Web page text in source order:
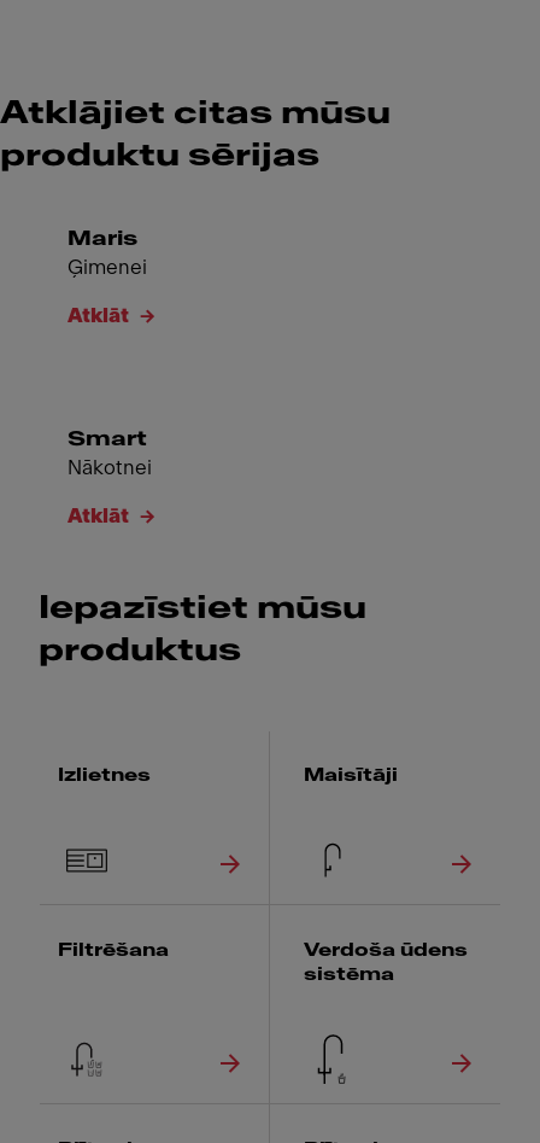
Atklājiet citas mūsu
produktu sērijas
Maris
Ģimenei
Atklāt
Smart
Nākotnei
Atklāt
Iepazīstiet mūsu
produktus
Izlietnes Maisītāji
Filtrēšana
Verdoša ūdens
sistēma